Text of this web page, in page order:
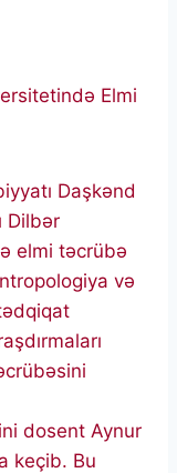
Elmi
Daşkənd
Dilbər
elmi təcrübə
və
dosent Aynur
keçib. Bu